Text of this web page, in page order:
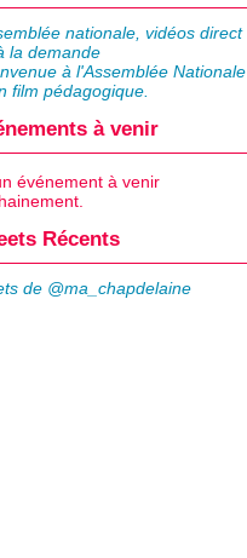
nationale, vidéos direct
la demande
à l'Assemblée Nationale
film pédagogique.
à venir
événement à venir
Récents
de @ma_chapdelaine